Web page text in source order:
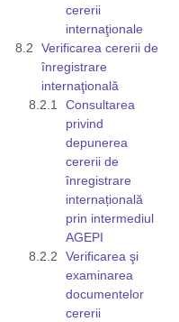
cererii
internaţionale
Verificarea cererii de
înregistrare
internaţională
Consultarea
privind
depunerea
cererii de
înregistrare
internațională
prin intermediul
AGEPI
Verificarea şi
examinarea
documentelor
cererii